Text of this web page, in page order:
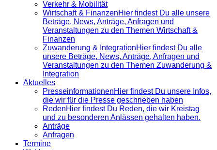
Verkehr & Mobilität
Wirtschaft & FinanzenHier findest Du alle unsere
Beträge, News, Anträge, Anfragen und
Veranstaltungen zu den Themen Wirtschaft &
Finanzen
Zuwanderung & IntegrationHier findest Du alle
unsere Beträge, News, Anträge, Anfragen und
Veranstaltungen zu den Themen Zuwanderung &
Integration
Aktuelles
Presse­informationenHier findest Du unsere Infos,
die wir für die Presse geschrieben haben
RedenHier findest Du Reden, die wir Kreistag
und zu besonderen Anlässen gehalten haben.
Anträge
Anfragen
Termine